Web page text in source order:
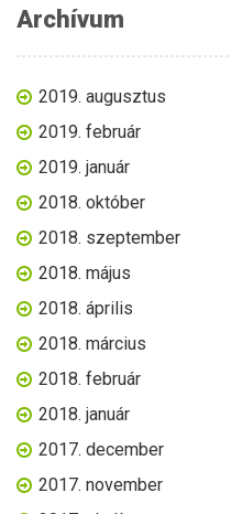
Archívum
2019. augusztus
2019. február
2019. január
2018. október
2018. szeptember
2018. május
2018. április
2018. március
2018. február
2018. január
2017. december
2017. november